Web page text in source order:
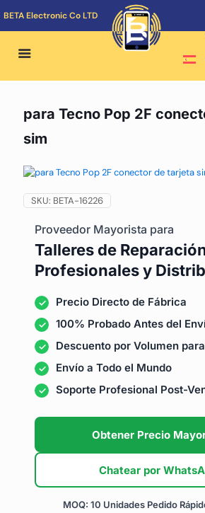
BETA Electronic Co LTD
para Tecno Pop 2F
sim
SKU: BETA-16226
Proveedor Mayorista para
Talleres de
Profesionales y
Precio Directo de Fábrica
100% Probado Antes del
Descuento por Volumen
Envío a Todo el Mundo
Soporte Profesional Post-
Obtener Precio
Chatear por
MOQ: 10 Unidades Pedido